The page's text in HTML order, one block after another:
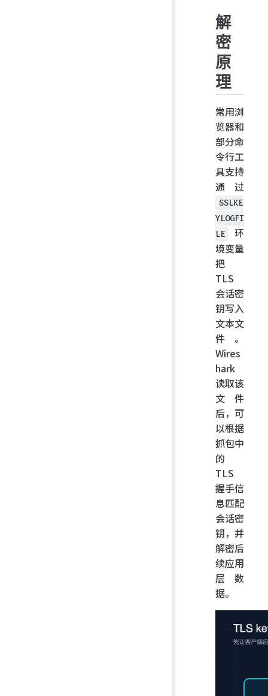
解
密
原
理
常用浏
览器和
部分命
令行工
具支持
通过
SSLKE
YLOGFI
LE
环
境变量
把
TLS
会话密
钥写入
文本文
件。
Wires
hark
读取该
文件
后，可
以根据
抓包中
的
TLS
握手信
息匹配
会话密
钥，并
解密后
续应用
层数
据。